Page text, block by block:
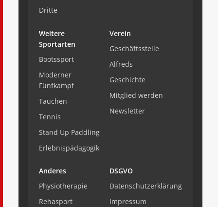
Dritte
Weitere
Sportarten
Bootssport
Moderner
Fünfkampf
Tauchen
Tennis
Stand Up Paddling
Erlebnispädagogik
Verein
Geschäftsstelle
Alfreds
Geschichte
Mitglied werden
Newsletter
Anderes
Physiotherapie
Rehasport
DSGVO
Datenschutzerklärung
Impressum